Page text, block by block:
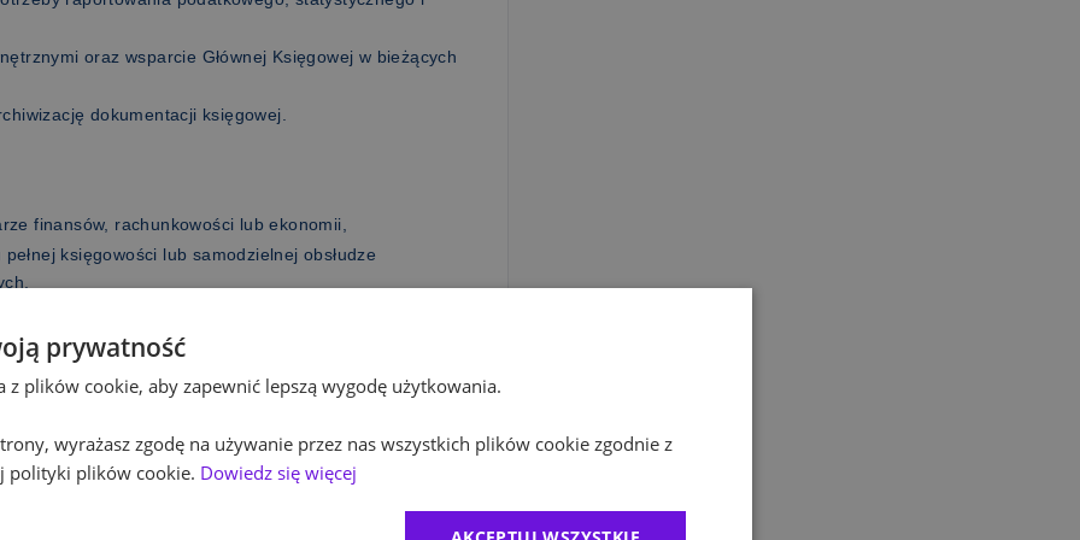
oraz wsparcie Głównej Księgowej w bieżących
dokumentacji księgowej.
finansów, rachunkowości lub ekonomii,
księgowości lub samodzielnej obsłudze
oraz przepisów podatkowych,
Excel,
organizacja pracy,
Umowę o Pracę,
prywatność
z plików cookie, aby zapewnić lepszą wygodę użytkowania.
wyrażasz zgodę na używanie przez nas wszystkich plików cookie zgodnie z
polityki plików cookie. Dowiedz się więcej